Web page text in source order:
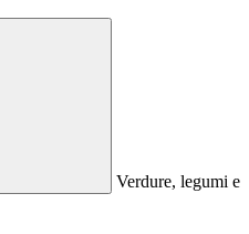
Verdure, legumi e